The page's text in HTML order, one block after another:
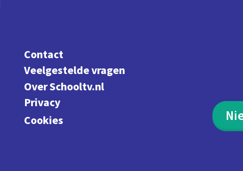
Contact
Veelgestelde vragen
Over Schooltv.nl
Privacy
Cookies